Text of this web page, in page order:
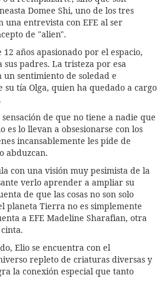
Domee Shi, uno de los tres
una entrevista con EFE al ser
de "alien".
años apasionado por el espacio,
padres. La tristeza por esa
sentimiento de soledad e
tía Olga, quien ha quedado a cargo
de que no tiene a nadie que
es lo llevan a obsesionarse con los
incansablemente les pide de
abduzcan.
con una visión muy pesimista de la
verlo aprender a ampliar su
de que las cosas no son solo
planeta Tierra no es simplemente
a EFE Madeline Sharafian, otra
Elio se encuentra con el
repleto de criaturas diversas y
la conexión especial que tanto